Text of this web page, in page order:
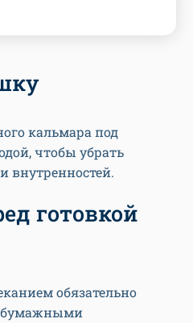
кальмара под
чтобы убрать
внутренностей.
готовкой
обязательно
бумажными